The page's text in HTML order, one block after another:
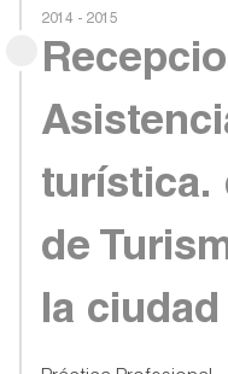
2014 - 2015
turística.
de
la